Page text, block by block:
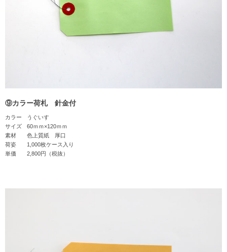
⑨カラー荷札 針金付
カラー
うぐいす
サイズ
60ｍｍ×120ｍｍ
素材
色上質紙 厚口
荷姿
1,000枚ケース入り
単価
2,800円（税抜）